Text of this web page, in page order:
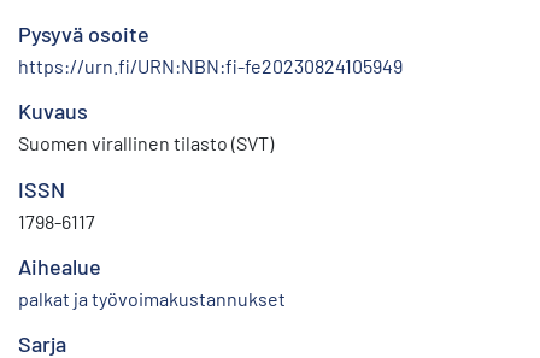
Pysyvä osoite
https://urn.fi/URN:NBN:fi-fe20230824105949
Kuvaus
Suomen virallinen tilasto (SVT)
ISSN
1798-6117
Aihealue
palkat ja työvoimakustannukset
Sarja